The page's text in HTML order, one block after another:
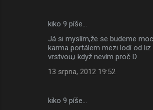
kiko 9 píše…
Já si myslím,že se budeme
karma portálem mezi lodí od liz
vrstvou,i když nevím proč D
13 srpna, 2012 19:52
kiko 9 píše…